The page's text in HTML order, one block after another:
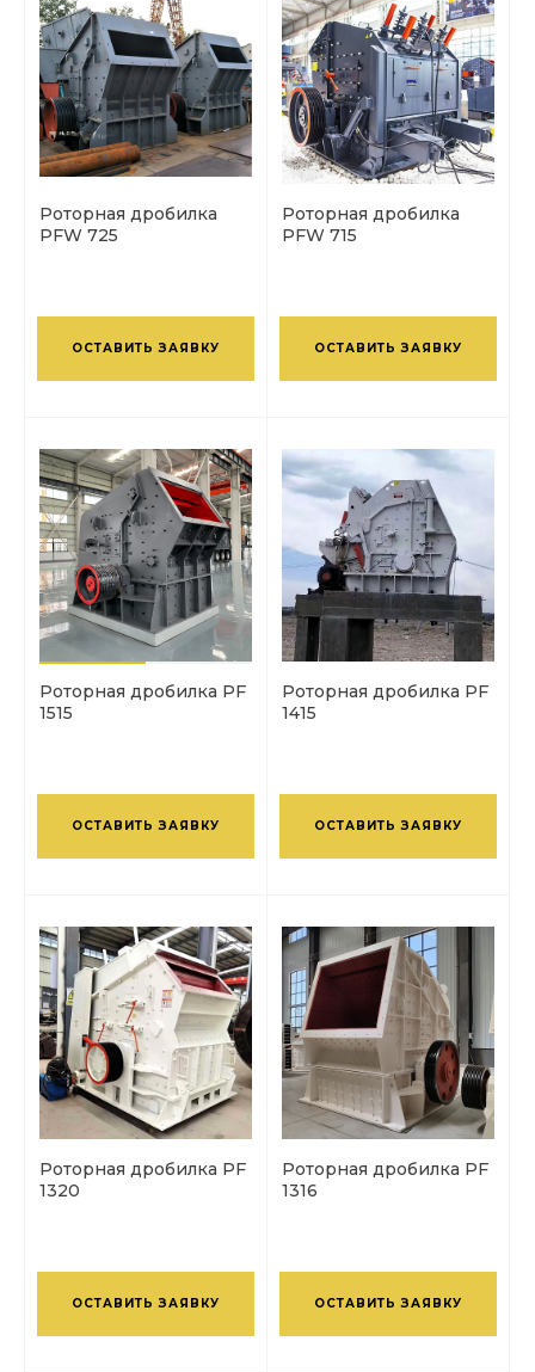
Роторная дробилка
PFW 725
ОСТАВИТЬ ЗАЯВКУ
Роторная дробилка
PFW 715
ОСТАВИТЬ ЗАЯВКУ
Роторная дробилка PF
1515
ОСТАВИТЬ ЗАЯВКУ
Роторная дробилка PF
1415
ОСТАВИТЬ ЗАЯВКУ
Роторная дробилка PF
1320
ОСТАВИТЬ ЗАЯВКУ
Роторная дробилка PF
1316
ОСТАВИТЬ ЗАЯВКУ